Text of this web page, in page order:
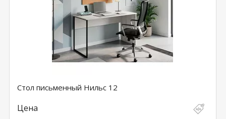
Стол письменный Нильс 12
Цена